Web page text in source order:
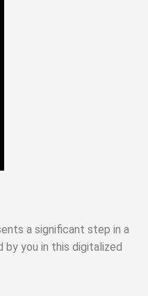
a significant step in a
you in this digitalized